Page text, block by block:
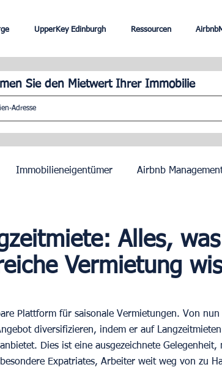
UpperKey Edinburgh Ressourcen
Sie den Mietwert Ihrer Immobilie
Immobilieneigentümer Airbnb
Zurich Geneva
Alles,
Vermietung
Plattform für saisonale Vermietungen. Von
diversifizieren, indem er auf
Dies ist eine ausgezeichnete Gelegenheit,
Expatriates, Arbeiter weit weg von zu